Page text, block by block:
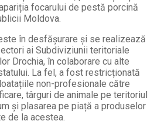
focarului de pestă porcină
Moldova.
în desfășurare și se realizează
ai Subdiviziunii teritoriale
Drochia, în colaborare cu alte
La fel, a fost restricționată
non-profesionale către
târguri de animale pe teritoriul
și plasarea pe piață a produselor
de la acestea.